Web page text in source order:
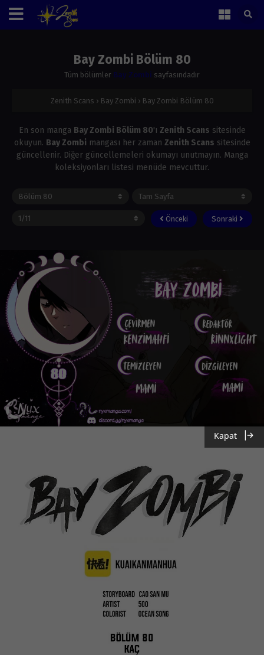
Bay Zombi Bölüm 80
Tüm bölümler Bay Zombi sayfasındadır
Zenith Scans › Bay Zombi › Bay Zombi Bölüm 80
En son manga Bay Zombi Bölüm 80'ı Zenith Scans sitesinde
okuyun. Bay Zombi mangası her zaman Zenith Scans sitesinde
güncellenir. Diğer güncellemeleri okumayı unutmayın. Manga
koleksiyonları listesi menüde mevcuttur.
Önceki Sonraki
Kapat